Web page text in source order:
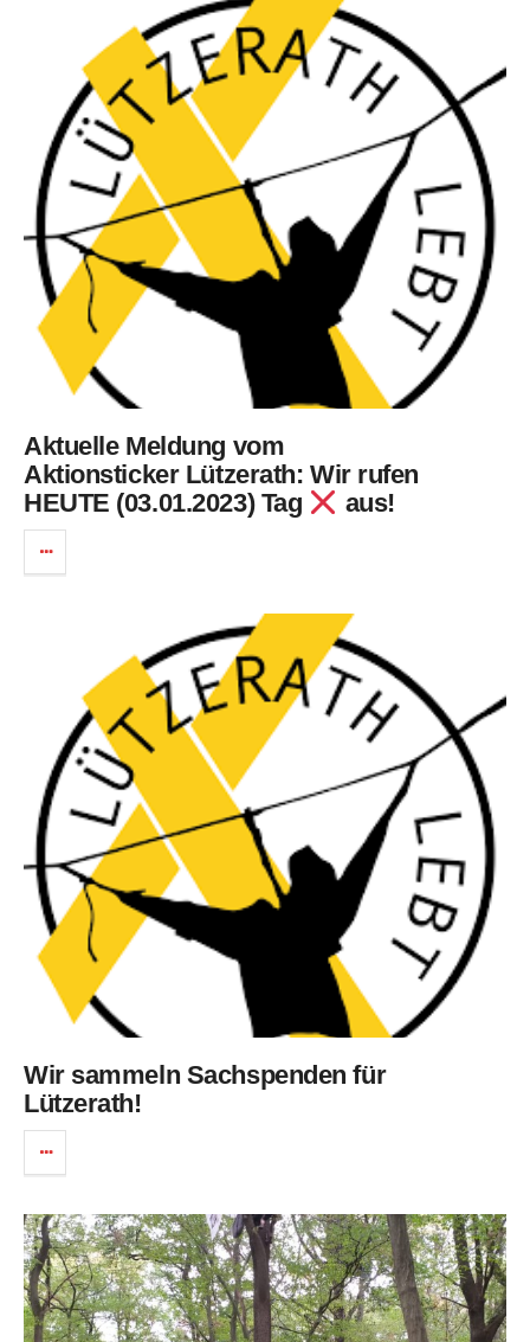
Aktuelle Meldung vom
Aktionsticker Lützerath: Wir rufen
HEUTE (03.01.2023) Tag
aus!
Wir sammeln Sachspenden für
Lützerath!